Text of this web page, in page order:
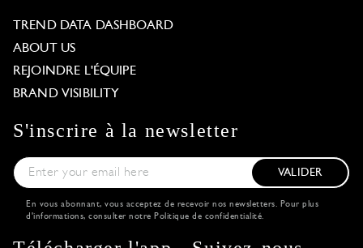
TREND DATA DASHBOARD
ABOUT US
REJOINDRE L'ÉQUIPE
BRAND VISIBILITY
S'inscrire à la newsletter
VALIDER
En vous abonnant, vous acceptez de recevoir nos newsletters. Pour plus
d'informations, consulter notre Politique de confidentialité.